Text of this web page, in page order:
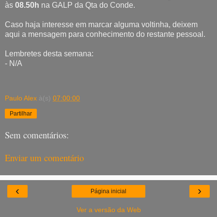
às 08.50h na GALP da Qta do Conde.
Caso haja interesse em marcar alguma voltinha, deixem
aqui a mensagem para conhecimento do restante pessoal.
Lembretes desta semana:
- N/A
Paulo Alex à(s) 07:00:00
Partilhar
Sem comentários:
Enviar um comentário
‹ ›
Página inicial
Ver a versão da Web